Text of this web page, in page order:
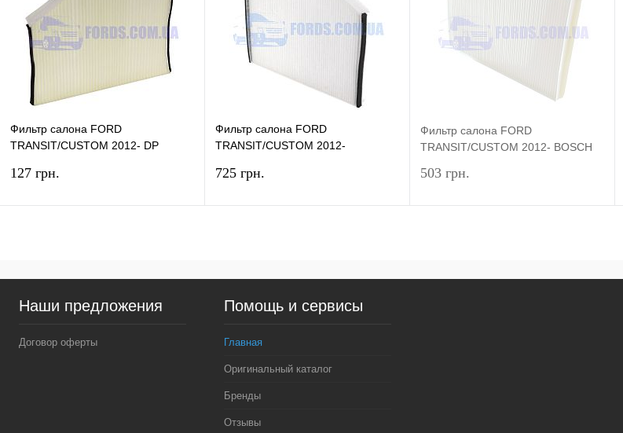
Фильтр салона FORD
TRANSIT/CUSTOM 2012- DP
127 грн.
Купить в 1 клик Сравнение
В избранное В наличии
Фильтр салона FORD
TRANSIT/CUSTOM 2012-
725 грн.
Купить в 1 клик Сравнение
В избранное В наличии
Фильтр салона FORD
TRANSIT/CUSTOM 2012- BOSCH
503 грн.
Купить в 1 клик Сравнение
Наши предложения
Договор оферты
Помощь и сервисы
Главная
Оригинальный каталог
Бренды
Отзывы